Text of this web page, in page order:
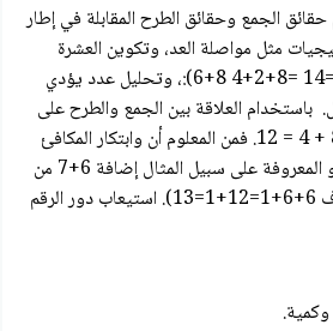
حقائق الجمع وحقائق الطرح المقابلة في إطار
مثل مواصلة العد، وتكوين العشرة
(على سبيل المثال =10+4=14 =8+2+4 8+6):، وتحليل عدد يؤدي
باستخدام العلاقة بين الجمع والطرح على
سبيل المثال. مع العلم بأن 8 + 4 = 12. فمن المعلوم أن وابتكار المكافئ
باستثناء المجاميع الأسهل أو المعروفة على سبيل المثال إضافة 6+7 من
خلال ابتكار المكافئ المعروف 6+6+1=12+1=13). استيعاب دور الرقم